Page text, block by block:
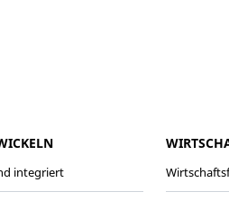
integriert